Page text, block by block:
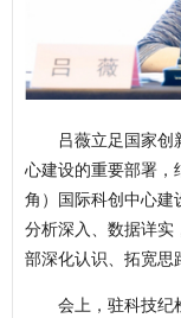
吕薇立足国家
心建设的重要部署，
角）国际科创中心建
分析深入、数据详
部深化认识、拓宽思
会上，驻科技纪